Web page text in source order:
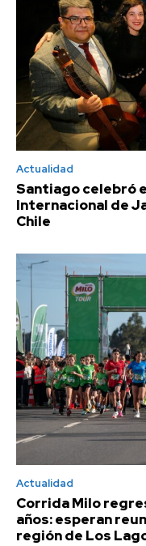
Actualidad
Santiago celebró
Internacional de
Chile
Actualidad
Corrida Milo
años: esperan
región de Los